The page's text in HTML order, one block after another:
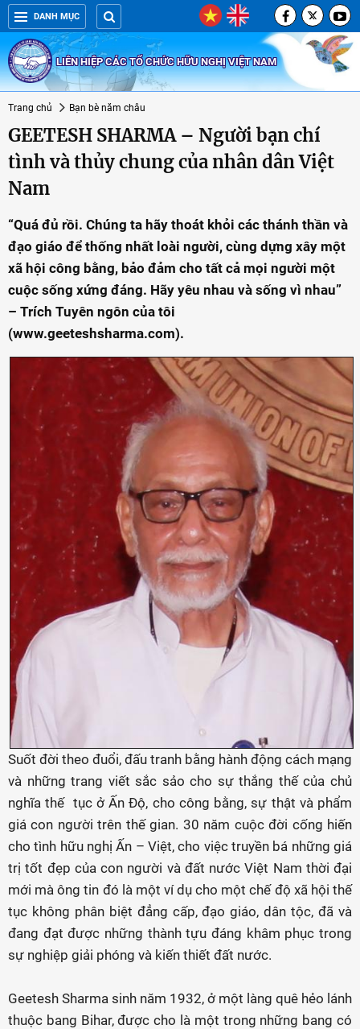
DANH MỤC
LIÊN HIỆP CÁC TỔ CHỨC HỮU NGHỊ VIỆT NAM
Trang chủ Bạn bè năm châu
GEETESH SHARMA – Người bạn chí
tình và thủy chung của nhân dân Việt
Nam
“Quá đủ rồi. Chúng ta hãy thoát khỏi các thánh thần và
đạo giáo để thống nhất loài người, cùng dựng xây một
xã hội công bằng, bảo đảm cho tất cả mọi người một
cuộc sống xứng đáng. Hãy yêu nhau và sống vì nhau”
– Trích Tuyên ngôn của tôi
(www.geeteshsharma.com).
Suốt đời theo đuổi, đấu tranh bằng hành động cách mạng
và những trang viết sắc sảo cho sự thắng thế của chủ
nghĩa thế tục ở Ấn Độ, cho công bằng, sự thật và phẩm
giá con người trên thế gian. 30 năm cuộc đời cống hiến
cho tình hữu nghị Ấn – Việt, cho việc truyền bá những giá
trị tốt đẹp của con người và đất nước Việt Nam thời đại
mới mà ông tin đó là một ví dụ cho một chế độ xã hội thế
tục không phân biệt đẳng cấp, đạo giáo, dân tộc, đã và
đang đạt được những thành tựu đáng khâm phục trong
sự nghiệp giải phóng và kiến thiết đất nước.
Geetesh Sharma sinh năm 1932, ở một làng quê hẻo lánh
thuộc bang Bihar, được cho là một trong những bang có